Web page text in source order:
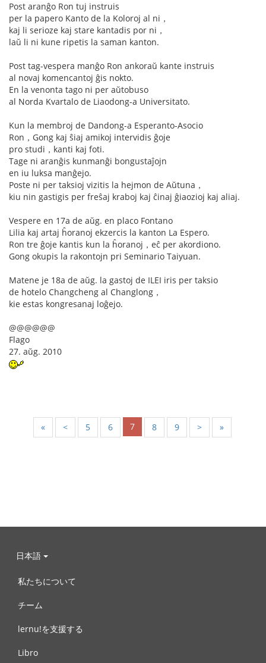
Post aranĝo Ron tuj instruis
per la papero Kanto de la Koloroj al ni，
kaj li serioze kaj stare kantadis por ni，
laŭ li ni kune ripetis la saman kanton.
Post tag-vespera manĝo Ron ankoraŭ kante instruis
al novaj komencantoj ĝis nokto.
En la venonta tago ni per aŭtobuso
al Norda Kvartalo de Liaodong-a Universitato.
Kun la membroj de Dandong-a Esperanto-Asocio
Ron，Gong kaj ŝiaj amikoj intervidis ĝoje
pro studi，kanti kaj foti.
Tage ni aranĝis kunmanĝi bongustaĵojn
en iu luksa manĝejo.
Poste ni per taksioj vizitis la hejmon de Aŭtuna，
kiu nin gastigis per freŝaj kraboj kaj ĉinaj ĝiaozioj kaj aliaj.
Vespere en 17a de aŭg. en placo Fontano
Lilia kaj artaj ĥoranoj ekzercis la kanton La Espero.
Ron tre ĝoje kantis kun la ĥoranoj，eĉ per akordiono.
Gong okupis la rakontojn pri Seminario Taiyuan.
Matene je 18a de aŭg. la gastoj de ILEI iris per taksio
de hotelo Changcheng al Changlong，
kie estas kongresanaj loĝejo.
@@@@@@
Flago
27. aŭg. 2010
« < 5 6 7 8 9 > »
日本語
私たちについて
チーム
lernu!を支援する
Libro